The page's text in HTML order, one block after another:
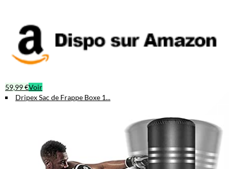
59,99 €Voir
Dripex Sac de Frappe Boxe 1...